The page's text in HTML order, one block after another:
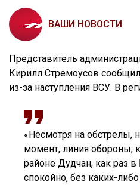
ВАШИ НОВОСТИ
Представитель
Кирилл Стремоусов
из-за наступления ВСУ. В
«Несмотря на обстрелы,
момент, линия обороны,
районе Дудчан, как раз
спокойно, без каких-